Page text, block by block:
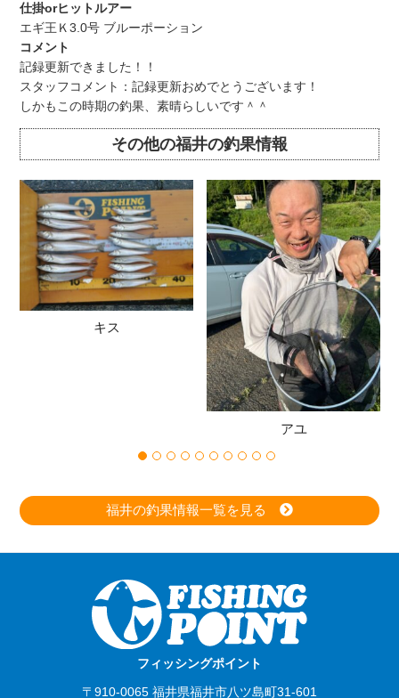
仕掛orヒットルアー
エギ王Ｋ3.0号 ブルーポーション
コメント
記録更新できました！！
スタッフコメント：記録更新おめでとうございます！
しかもこの時期の釣果、素晴らしいです＾＾
その他の福井の釣果情報
キス
アユ
福井の釣果情報一覧を見る
フィッシングポイント
〒910-0065 福井県福井市八ツ島町31-601